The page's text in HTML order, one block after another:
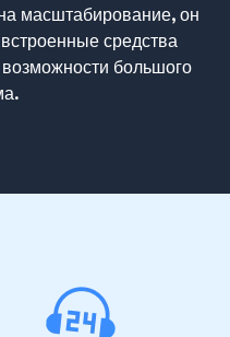
масштабирование, он
средства
большого